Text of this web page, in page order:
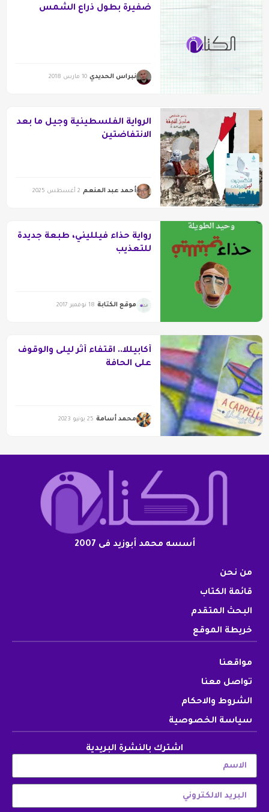
ضفيرة بطول ذراع الشمس
نبراس الحديدي 10 مارس 2018
الرواية الفلسطينية وجيل ما بعد
الانتفاضتين
أحمد عبد المنعم 2 أغسطس 2025
رواية حذاء فيلليني، طبعة جديدة
للتعذيب
موقع الكتابة 18 نوفمبر 2017
أكابيللا.. اقتفاء أثر ليلى والوقوف
على الحافة
محمد أسامة 25 يونيو 2023
أسسه محمد أبوزيد فى 2007
من نحن
قائمة الكتاب
البحث المتقدم
خريطة الموقع
مواقعنا
تواصل معنا
الشروط والاحكام
سياسة الخصوصية
اشترك بالنشرة البريدية